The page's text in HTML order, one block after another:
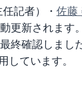
任記者） ・ 佐藤
更新されます
終確認しまし
しています。